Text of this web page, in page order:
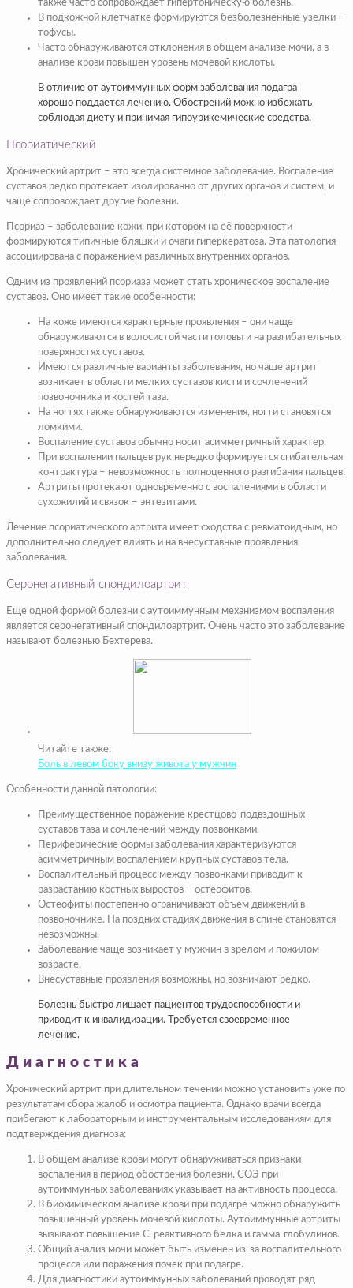
также часто сопровождает гипертоническую болезнь.
В подкожной клетчатке формируются безболезненные узелки –
тофусы.
Часто обнаруживаются отклонения в общем анализе мочи, а в
анализе крови повышен уровень мочевой кислоты.
В отличие от аутоиммунных форм заболевания подагра
хорошо поддается лечению. Обострений можно избежать
соблюдая диету и принимая гипоурикемические средства.
Псориатический
Хронический артрит – это всегда системное заболевание. Воспаление
суставов редко протекает изолированно от других органов и систем, и
чаще сопровождает другие болезни.
Псориаз – заболевание кожи, при котором на её поверхности
формируются типичные бляшки и очаги гиперкератоза. Эта патология
ассоциирована с поражением различных внутренних органов.
Одним из проявлений псориаза может стать хроническое воспаление
суставов. Оно имеет такие особенности:
На коже имеются характерные проявления – они чаще
обнаруживаются в волосистой части головы и на разгибательных
поверхностях суставов.
Имеются различные варианты заболевания, но чаще артрит
возникает в области мелких суставов кисти и сочленений
позвоночника и костей таза.
На ногтях также обнаруживаются изменения, ногти становятся
ломкими.
Воспаление суставов обычно носит асимметричный характер.
При воспалении пальцев рук нередко формируется сгибательная
контрактура – невозможность полноценного разгибания пальцев.
Артриты протекают одновременно с воспалениями в области
сухожилий и связок – энтезитами.
Лечение псориатического артрита имеет сходства с ревматоидным, но
дополнительно следует влиять и на внесуставные проявления
заболевания.
Серонегативный спондилоартрит
Еще одной формой болезни с аутоиммунным механизмом воспаления
является серонегативный спондилоартрит. Очень часто это заболевание
называют болезнью Бехтерева.
Читайте также:
Боль в левом боку внизу живота у мужчин
Особенности данной патологии:
Преимущественное поражение крестцово-подвздошных
суставов таза и сочленений между позвонками.
Периферические формы заболевания характеризуются
асимметричным воспалением крупных суставов тела.
Воспалительный процесс между позвонками приводит к
разрастанию костных выростов – остеофитов.
Остеофиты постепенно ограничивают объем движений в
позвоночнике. На поздних стадиях движения в спине становятся
невозможны.
Заболевание чаще возникает у мужчин в зрелом и пожилом
возрасте.
Внесуставные проявления возможны, но возникают редко.
Болезнь быстро лишает пациентов трудоспособности и
приводит к инвалидизации. Требуется своевременное
лечение.
Диагностика
Хронический артрит при длительном течении можно установить уже по
результатам сбора жалоб и осмотра пациента. Однако врачи всегда
прибегают к лабораторным и инструментальным исследованиям для
подтверждения диагноза:
В общем анализе крови могут обнаруживаться признаки
воспаления в период обострения болезни. СОЭ при
аутоиммунных заболеваниях указывает на активность процесса.
В биохимическом анализе крови при подагре можно обнаружить
повышенный уровень мочевой кислоты. Аутоиммунные артриты
вызывают повышение С-реактивного белка и гамма-глобулинов.
Общий анализ мочи может быть изменен из-за воспалительного
процесса или поражения почек при подагре.
Для диагностики аутоиммунных заболеваний проводят ряд